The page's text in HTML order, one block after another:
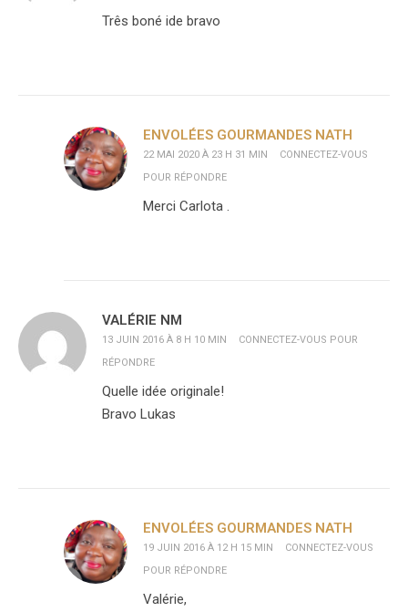
Três boné ide bravo
ENVOLÉES GOURMANDES NATH
22 MAI 2020 À 23 H 31 MIN
CONNECTEZ-VOUS
POUR RÉPONDRE
Merci Carlota .
VALÉRIE NM
13 JUIN 2016 À 8 H 10 MIN
CONNECTEZ-VOUS POUR
RÉPONDRE
Quelle idée originale!
Bravo Lukas
ENVOLÉES GOURMANDES NATH
19 JUIN 2016 À 12 H 15 MIN
CONNECTEZ-VOUS
POUR RÉPONDRE
Valérie,